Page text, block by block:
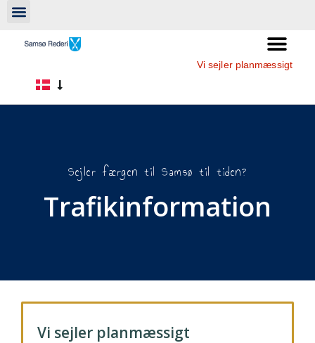
Vi sejler planmæssigt
Sejler færgen til Samsø til tiden?
Trafikinformation
Vi sejler planmæssigt